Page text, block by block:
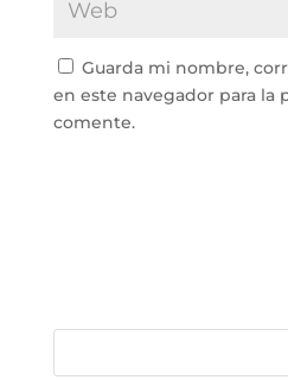
Guarda mi nombre,
en este navegador para la
comente.